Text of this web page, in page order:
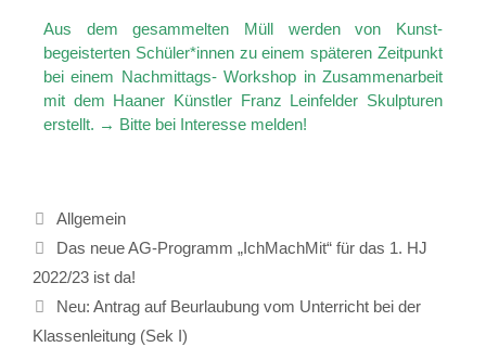
Aus dem gesammelten Müll werden von Kunst-
begeisterten Schüler*innen zu einem späteren Zeitpunkt
bei einem Nachmittags- Workshop in Zusammenarbeit
mit dem Haaner Künstler Franz Leinfelder Skulpturen
erstellt. → Bitte bei Interesse melden!
Allgemein
Das neue AG-Programm „IchMachMit“ für das 1. HJ
2022/23 ist da!
Neu: Antrag auf Beurlaubung vom Unterricht bei der
Klassenleitung (Sek I)